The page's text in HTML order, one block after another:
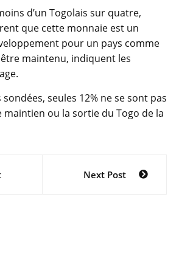
d’un Togolais sur quatre,
que cette monnaie est un
pour un pays comme
maintenu, indiquent les
seules 12% ne se sont pas
maintien ou la sortie du Togo de la
Next Post